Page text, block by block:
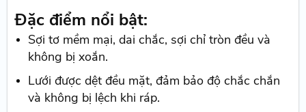
Đặc điểm nổi bật:
Sợi tơ mềm mại, dai chắc, sợi chỉ tròn đều và
không bị xoắn.
Lưới được dệt đều mặt, đảm bảo độ chắc chắn
và không bị lệch khi ráp.